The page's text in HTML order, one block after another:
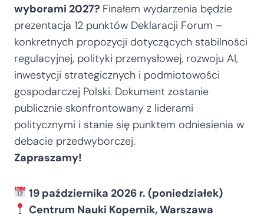
wyborami 2027? Finałem wydarzenia będzie
prezentacja 12 punktów Deklaracji Forum –
konkretnych propozycji dotyczących stabilności
regulacyjnej, polityki przemysłowej, rozwoju AI,
inwestycji strategicznych i podmiotowości
gospodarczej Polski. Dokument zostanie
publicznie skonfrontowany z liderami
politycznymi i stanie się punktem odniesienia w
debacie przedwyborczej.
Zapraszamy!
19 października 2026 r. (poniedziałek)
Centrum Nauki Kopernik, Warszawa